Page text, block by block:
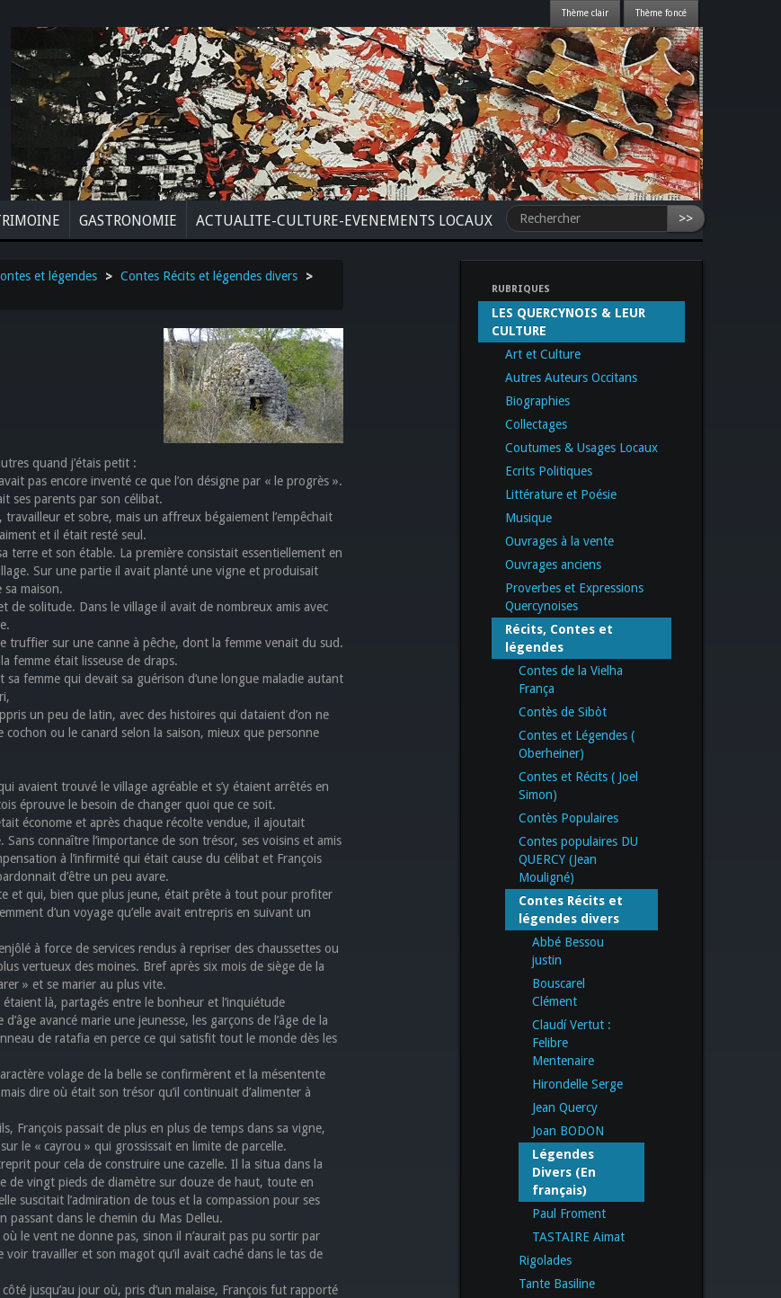
GASTRONOMIE ACTUALITE-CULTURE-EVENEMENTS LOCAUX >>
et légendes > Contes Récits et légendes divers
>
quand j’étais petit :
pas encore inventé ce que l’on désigne par « le progrès ».
ses parents par son célibat.
et sobre, mais un affreux bégaiement l’empêchait
et il était resté seul.
terre et son étable. La première consistait essentiellement en
Sur une partie il avait planté une vigne et produisait
sa maison.
de solitude. Dans le village il avait de nombreux amis avec
truffier sur une canne à pêche, dont la femme venait du sud.
femme était lisseuse de draps.
femme qui devait sa guérison d’une longue maladie autant
un peu de latin, avec des histoires qui dataient d’on ne
ou le canard selon la saison, mieux que personne
avaient trouvé le village agréable et s’y étaient arrêtés en
éprouve le besoin de changer quoi que ce soit.
économe et après chaque récolte vendue, il ajoutait
connaître l’importance de son trésor, ses voisins et amis
à l’infirmité qui était cause du célibat et François
d’être un peu avare.
et qui, bien que plus jeune, était prête à tout pour profiter
d’un voyage qu’elle avait entrepris en suivant un
à force de services rendus à repriser des chaussettes ou
vertueux des moines. Bref après six mois de siège de la
» et se marier au plus vite.
là, partagés entre le bonheur et l’inquiétude
avancé marie une jeunesse, les garçons de l’âge de la
de ratafia en perce ce qui satisfit tout le monde dès les
volage de la belle se confirmèrent et la mésentente
dire où était son trésor qu’il continuait d’alimenter à
François passait de plus en plus de temps dans sa vigne,
le « cayrou » qui grossissait en limite de parcelle.
pour cela de construire une cazelle. Il la situa dans la
de vingt pieds de diamètre sur douze de haut, toute en
suscitait l’admiration de tous et la compassion pour ses
passant dans le chemin du Mas Delleu.
le vent ne donne pas, sinon il n’aurait pas pu sortir par
travailler et son magot qu’il avait caché dans le tas de
jusqu’au jour où, pris d’un malaise, François fut rapporté
RUBRIQUES
LES QUERCYNOIS & LEUR
CULTURE
Art et Culture
Autres Auteurs Occitans
Biographies
Collectages
Coutumes & Usages Locaux
Ecrits Politiques
Littérature et Poésie
Musique
Ouvrages à la vente
Ouvrages anciens
Proverbes et Expressions
Quercynoises
Récits, Contes et
légendes
Contes de la Vielha
França
Contès de Sibòt
Contes et Légendes (
Oberheiner)
Contes et Récits ( Joel
Simon)
Contès Populaires
Contes populaires DU
QUERCY (Jean
Mouligné)
Contes Récits et
légendes divers
Abbé Bessou
justin
Bouscarel
Clément
Claudí Vertut :
Felibre
Mentenaire
Hirondelle Serge
Jean Quercy
Joan BODON
Légendes
Divers (En
français)
Paul Froment
TASTAIRE Aimat
Rigolades
Tante Basiline